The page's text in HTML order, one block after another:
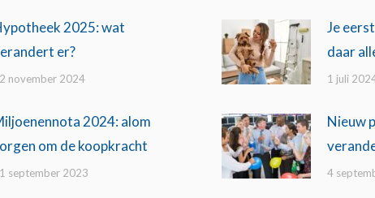
2025: wat
er?
november 2024
Je
daar
1 juli
2024: alom
om de koopkracht
september 2023
Nieuw
4